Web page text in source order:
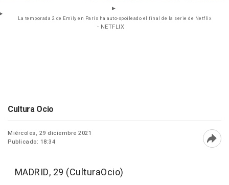
La temporada 2 de Emily en París ha auto-spoileado el final de la serie de Netflix
- NETFLIX
Cultura Ocio
Miércoles, 29 diciembre 2021
Publicado: 18:34
MADRID, 29 (CulturaOcio)